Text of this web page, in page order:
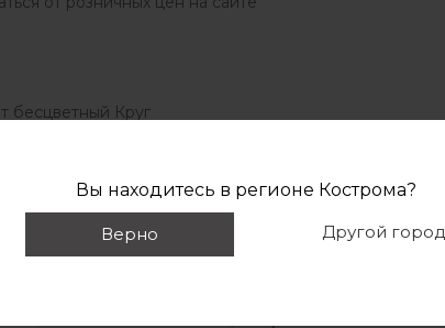
бесцветный Круг
Вы находитесь в регионе Кострома?
Верно Другой город